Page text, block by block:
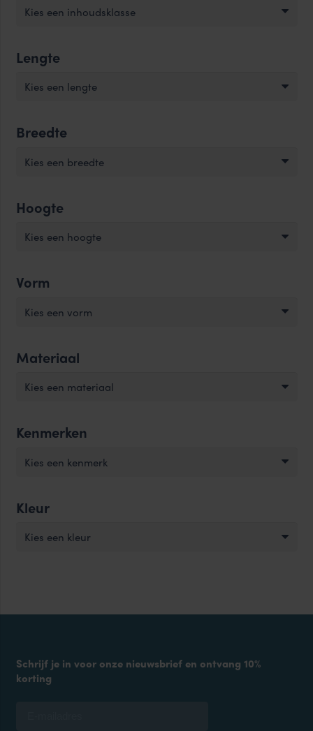
Kies een inhoudsklasse
Lengte
Kies een lengte
Breedte
Kies een breedte
Hoogte
Kies een hoogte
Vorm
Kies een vorm
Materiaal
Kies een materiaal
Kenmerken
Kies een kenmerk
Kleur
Kies een kleur
Schrijf je in voor onze nieuwsbrief en ontvang 10%
korting